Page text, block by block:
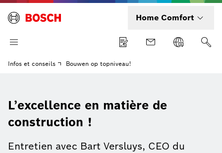
Home Comfort
Infos et conseils Bouwen op topniveau!
L’excellence en matière de
construction !
Entretien avec Bart Versluys, CEO du